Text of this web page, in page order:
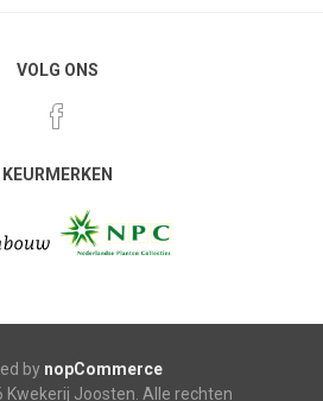
VOLG ONS
KEURMERKEN
by nopCommerce
Kwekerij Joosten. Alle rechten